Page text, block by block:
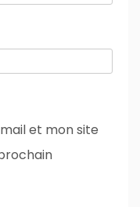
et mon site